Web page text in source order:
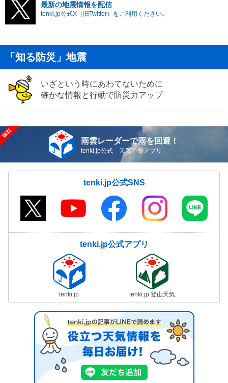
最新の地震情報を配信
tenki.jp公式X（旧Twitter）をご利用ください。
「知る防災」地震
いざという時にあわてないために
確かな情報と行動で防災力アップ
雨雲レーダーで雨を回避！
tenki.jp公式 天気予報アプリ
tenki.jp公式SNS
tenki.jp公式アプリ
tenki.jp tenki.jp 登山天気